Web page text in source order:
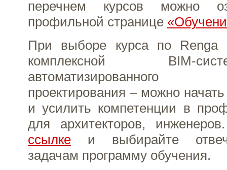
перечнем курсов можно
профильной странице
При выборе курса по Renga
комплексной BIM-
автоматизированного
проектирования – можно
и усилить компетенции в
для архитекторов,
ссылке и выбирайте
задачам программу обучения.